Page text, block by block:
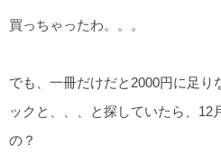
買っちゃったわ。。。
でも、一冊だけだと2000円に足り
ックと、、、と探していたら、12
の？